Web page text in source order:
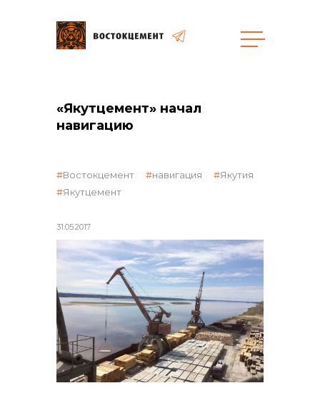
реализация неликвидов
контакты отдела закупок
«Якутцемент» начал
навигацию
31.05.2017
Востокцемент навигация
Якутия
Якутцемент